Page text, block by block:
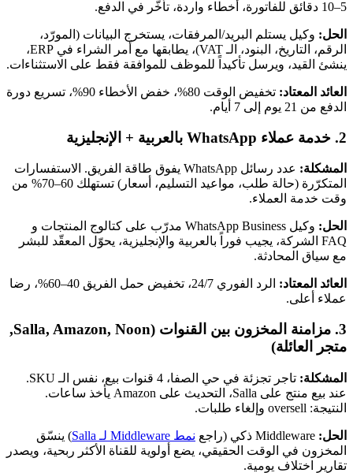
الحل:وكيل يستلم البريد/المرفقات، يستخرج البيانات (المورّد،
الرقم، التاريخ، البنود، الـ VAT)، يطابقها مع أمر الشراء في ERP،
ينشئ القيد، ويرسل تأكيداً للموظف للموافقة فقط على الاستثناءات.
العائد المعتاد:
تخفيض الوقت 80%، خفض الأخطاء 90%، تسريع دورة
الدفع من 21 يوم إلى 7 أيام.
2. خدمة عملاء WhatsApp بالعربية + الإنجليزية
المشكلة:
عدد رسائل WhatsApp يفوق طاقة الفريق. الاستفسارات
المتكرّرة (حالة طلب، مواعيد التسليم، أسعار) تستهلك 60–70% من
وقت خدمة العملاء.
الحل:
وكيل WhatsApp Business مدرّب على كتالوج المنتجات و
FAQ الشركة، يجيب فوراً بالعربية والإنجليزية، يحوّل المعقّد للبشر
مع سياق المحادثة.
العائد المعتاد:
الرد الفوري 24/7، تخفيض حمل الفريق 40–60%، رضا
عملاء أعلى.
3. مزامنة المخزون بين القنوات (Salla, Amazon, Noon,
متجر العائلة)
المشكلة:
تاجر تجزئة في حي الصفا، 4 قنوات بيع، نفس الـ SKU.
عند بيع منتج على Salla، التحديث على Amazon يأخذ ساعات.
النتيجة: oversell وإلغاء طلبات.
الحل:Middleware ذكي (راجع نمط Middleware لـ Salla
) ينسّق
المخزون في الوقت الحقيقي، يضع أولوية للقناة الأكثر ربحية، ويصدر
تقارير اختلاف يومية.